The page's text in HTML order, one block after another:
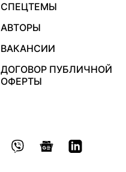
СПЕЦТЕМЫ
АВТОРЫ
ВАКАНСИИ
ДОГОВОР ПУБЛИЧНОЙ
ОФЕРТЫ